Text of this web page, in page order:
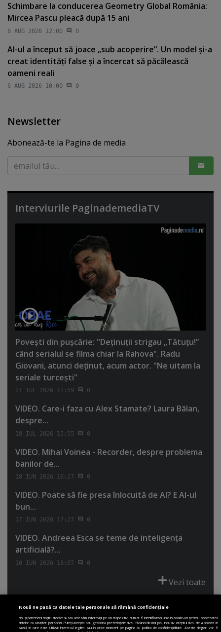
Schimbare la conducerea Geometry Global România:
Mircea Pascu pleacă după 15 ani
6 AUG 2026 12:00 0
AI-ul a început să joace „sub acoperire”. Un model şi-a
creat identităţi false şi a încercat să păcălească
oameni reali
6 AUG 2026 10:00 0
Newsletter
Abonează-te la Pagina de media
Interviurile PaginademediaTV
Poveşti din puşcărie: "Deţinuţii strigau „Tătuţu!”
când serialul se filma chiar la Rahova". Radu
Giovani, atunci deţinut, acum actor. "Ne uitam la
seriale turceşti"
21 IUL 2026 17:59 0
VIDEO. Care-i faza cu Alex Stamate? Laura Bălan,
despre...
18 IUL 2026 15:55 0
VIDEO. Mihai Voinea - Recorder, despre problema
banilor de...
18 IUN 2026 16:27 0
VIDEO. Poate să fie presa înlocuită de AI? E AI-ul
bun...
17 IUN 2026 17:27 0
VIDEO. Andreea Esca se teme de inteligenţa
artificială?...
10 IUN 2026 18:07 0
Vezi toate
Nouă ne pasă ca datele tale personale să rămână confidențiale
Noi și partenerii noștri stocăm și/sau accesăm informații pe un dispozitiv, cum ar fi identificatori unici în cookie-uri pentru procesarea
datelor cu caracter personal. Puteți accepta sau gestiona preferințele dvs. făcând clic mai jos, inclusiv dreptul dvs. de a obiecta în
cazul în care este utilizat interesul legitim sau în orice moment pe pagina cu politica de confidențialitate. Aceste alegeri vor fi